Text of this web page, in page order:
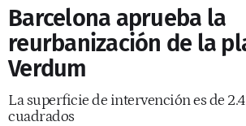
Barcelona aprueba la
reurbanización de la
Verdum
La superficie de intervención es de
cuadrados